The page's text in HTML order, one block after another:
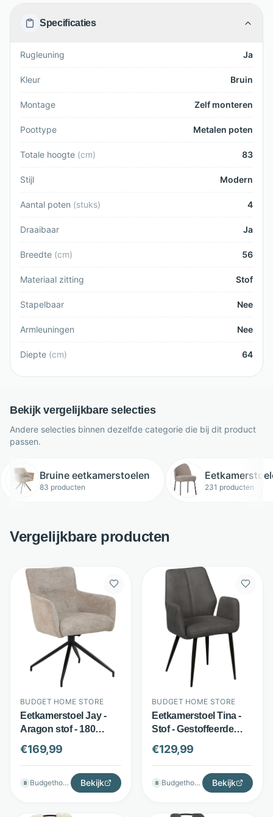
Specificaties
Rugleuning Ja
Kleur Bruin
Montage Zelf monteren
Poottype Metalen poten
Totale hoogte (cm) 83
Stijl Modern
Aantal poten (stuks) 4
Draaibaar Ja
Breedte (cm) 56
Materiaal zitting Stof
Stapelbaar Nee
Armleuningen Nee
Diepte (cm) 64
Bekijk vergelijkbare selecties
Andere selecties binnen dezelfde categorie die bij dit product
passen.
Bruine eetkamerstoelen
83 producten 231 producten
Vergelijkbare producten
BUDGET HOME STORE
Eetkamerstoel Jay -
Aragon stof - 180
graden draaibaar -
Beige - Budget Home
Store
€169,99
B Budgethomestore Bekijk
BUDGET HOME STORE
Eetkamerstoel Tina -
Stof - Gestoffeerde
armleuningen -
Diverse kleuren -
Budget Home Store
€129,99
B Budgethomestore Bekijk